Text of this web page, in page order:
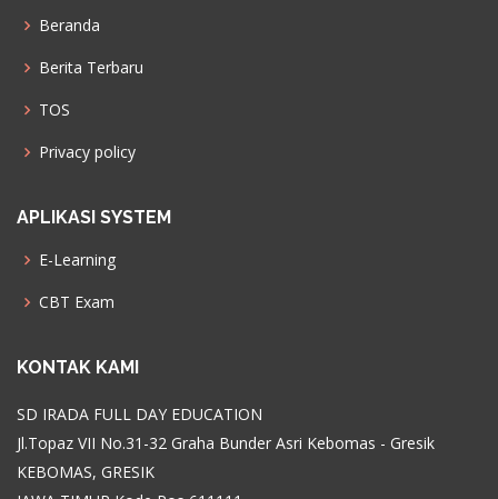
Beranda
Berita Terbaru
TOS
Privacy policy
APLIKASI SYSTEM
E-Learning
CBT Exam
KONTAK KAMI
SD IRADA FULL DAY EDUCATION
Jl.Topaz VII No.31-32 Graha Bunder Asri Kebomas - Gresik
KEBOMAS, GRESIK